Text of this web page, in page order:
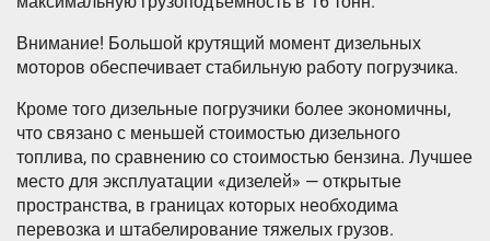
Внимание! Большой крутящий момент дизельных
моторов обеспечивает стабильную работу погрузчика.
Кроме того дизельные погрузчики более экономичны,
что связано с меньшей стоимостью дизельного
топлива, по сравнению со стоимостью бензина. Лучшее
место для эксплуатации «дизелей» — открытые
пространства, в границах которых необходима
перевозка и штабелирование тяжелых грузов.